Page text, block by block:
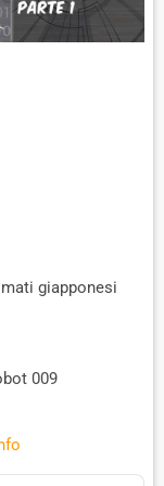
giapponesi
009